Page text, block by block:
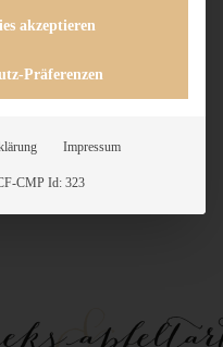
akzeptieren
Präferenzen
Impressum
CMP Id: 323